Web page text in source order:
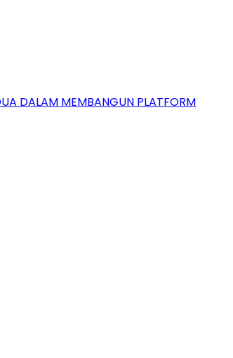
DALAM MEMBANGUN PLATFORM